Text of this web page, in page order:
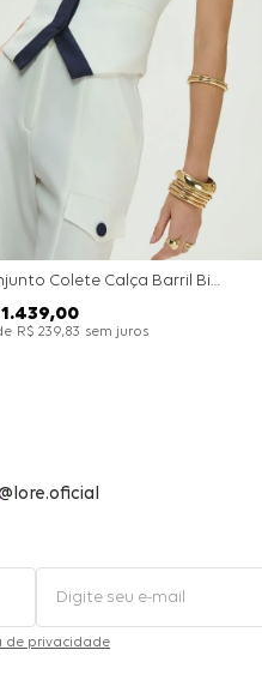
Conjunto Colete Calça Barril Bicolor Alfaiataria - Off White
1 .439,00
R$ 239,83 sem juros
de privacidade